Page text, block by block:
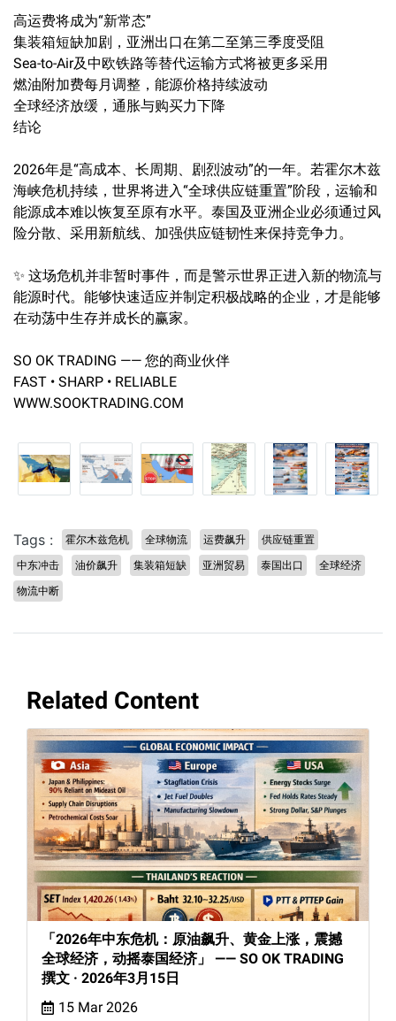
高运费将成为“新常态”
集装箱短缺加剧，亚洲出口在第二至第三季度受阻
Sea-to-Air及中欧铁路等替代运输方式将被更多采用
燃油附加费每月调整，能源价格持续波动
全球经济放缓，通胀与购买力下降
结论
2026年是“高成本、长周期、剧烈波动”的一年。若霍尔木兹
海峡危机持续，世界将进入“全球供应链重置”阶段，运输和
能源成本难以恢复至原有水平。泰国及亚洲企业必须通过风
险分散、采用新航线、加强供应链韧性来保持竞争力。
✨ 这场危机并非暂时事件，而是警示世界正进入新的物流与
能源时代。能够快速适应并制定积极战略的企业，才是能够
在动荡中生存并成长的赢家。
SO OK TRADING —— 您的商业伙伴
FAST • SHARP • RELIABLE
WWW.SOOKTRADING.COM
Tags : 霍尔木兹危机 全球物流 运费飙升 供应链重置
中东冲击 油价飙升 集装箱短缺 亚洲贸易 泰国出口 全球经济
物流中断
Related Content
「2026年中东危机：原油飙升、黄金上涨，震撼
全球经济，动摇泰国经济」 —— SO OK TRADING
撰文 · 2026年3月15日
15 Mar 2026